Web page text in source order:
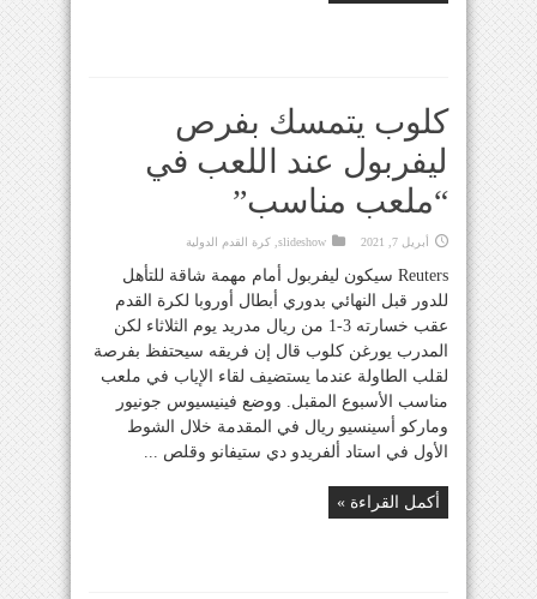
كلوب يتمسك بفرص
ليفربول عند اللعب في
“ملعب مناسب”
أبريل 7, 2021 slideshow كرة القدم الدولية
Reuters سيكون ليفربول أمام مهمة شاقة للتأهل
للدور قبل النهائي بدوري أبطال أوروبا لكرة القدم
عقب خسارته 3-1 من ريال مدريد يوم الثلاثاء لكن
المدرب يورغن كلوب قال إن فريقه سيحتفظ بفرصة
لقلب الطاولة عندما يستضيف لقاء الإياب في ملعب
مناسب الأسبوع المقبل. ووضع فينيسيوس جونيور
وماركو أسينسيو ريال في المقدمة خلال الشوط
الأول في استاد ألفريدو دي ستيفانو وقلص ...
أكمل القراءة »